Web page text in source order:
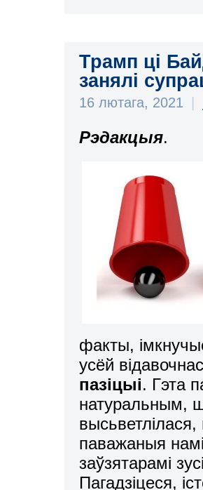
Трамп ці
занялі
16 лютага, 2021 |
Рэдакцыя.
факты,
усёй
пазіцыі. Гэта
натуральным,
паважаныя
заўзятарамі
Пагадзіцеся,